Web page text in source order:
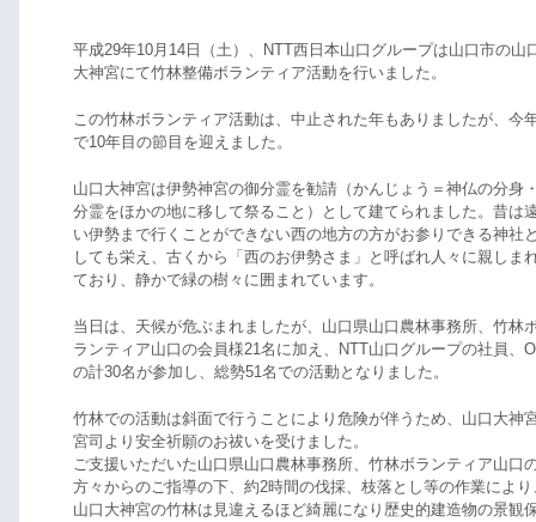
平成29年10月14日（土）、NTT西日本山口グループは山口市の山
大神宮にて竹林整備ボランティア活動を行いました。
この竹林ボランティア活動は、中止された年もありましたが、今
で10年目の節目を迎えました。
山口大神宮は伊勢神宮の御分霊を勧請（かんじょう＝神仏の分身
分霊をほかの地に移して祭ること）として建てられました。昔は
い伊勢まで行くことができない西の地方の方がお参りできる神社
しても栄え、古くから「西のお伊勢さま」と呼ばれ人々に親しま
ており、静かで緑の樹々に囲まれています。
当日は、天候が危ぶまれましたが、山口県山口農林事務所、竹林
ランティア山口の会員様21名に加え、NTT山口グループの社員、
の計30名が参加し、総勢51名での活動となりました。
竹林での活動は斜面で行うことにより危険が伴うため、山口大神
宮司より安全祈願のお祓いを受けました。
ご支援いただいた山口県山口農林事務所、竹林ボランティア山口
方々からのご指導の下、約2時間の伐採、枝落とし等の作業により
山口大神宮の竹林は見違えるほど綺麗になり歴史的建造物の景観